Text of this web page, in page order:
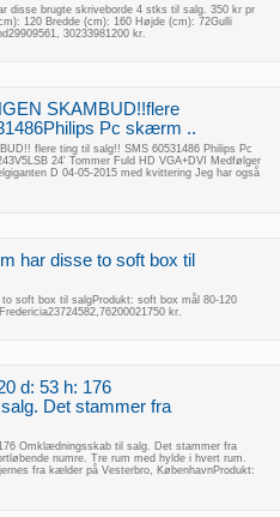
disse brugte skriveborde 4 stks til salg. 350 kr pr
120 Bredde (cm): 160 Højde (cm): 72Gulli
30233981200 kr.
SKAMBUD!!flere
Pc skærm ..
flere ting til salg!! SMS 60531486 Philips Pc
24' Tommer Fuld HD VGA+DVI Medfølger
D 04-05-2015 med kvittering Jeg har også
har disse to soft box til
soft box til salgProdukt: soft box mål 80-120
kr.
d: 53 h: 176
Det stammer fra
Omklædningsskab til salg. Det stammer fra
numre. Tre rum med hylde i hvert rum.
fra kælder på Vesterbro, KøbenhavnProdukt: